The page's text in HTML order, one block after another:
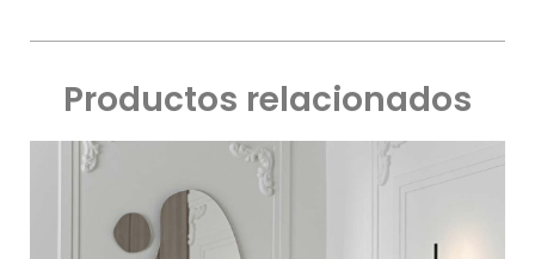
Productos relacionados